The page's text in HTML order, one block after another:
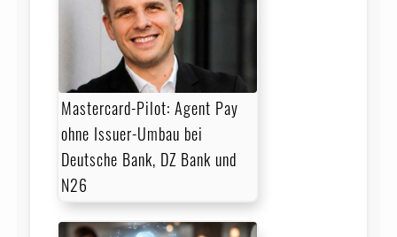
Mastercard-Pilot: Agent Pay
ohne Issuer-Umbau bei
Deutsche Bank, DZ Bank und
N26